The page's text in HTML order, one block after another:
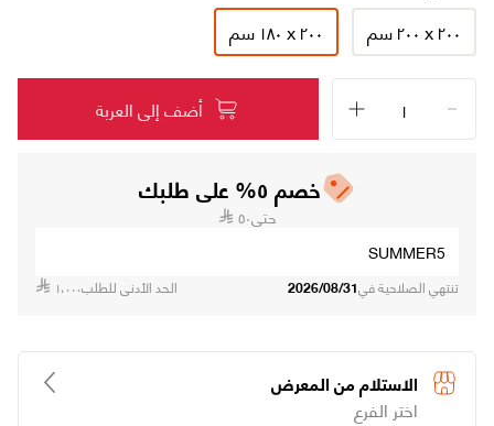
٢٠٠ x ٢٠٠ سم
٢٠٠ x ١٨٠ سم
أضف إلى العربة
خصم ٥% على طلبك
حتى٥٠
SUMMER5
تنتهي الصلاحية في2026/08/31 الحد الأدنى للطلب١،٠٠٠
الاستلام من المعرض
اختر الفرع
تابع طلبك
تواصل معنا
اتصل بنا على ٨٠٠١٢١٥٥٥٥ (٩٦٦+)
الشكاوى والاقتراحات
الاسترجاع والاستبدال
الشروط والأحكام
شهادة تسجيل في ضريبة القيمة المضافة
بيانات السجل التجاري
من نحن